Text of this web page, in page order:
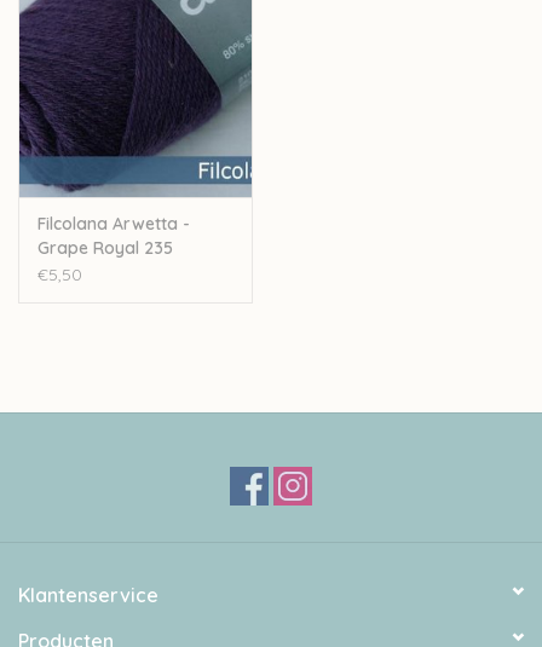
Filcolana Arwetta -
Grape Royal 235
€5,50
Klantenservice
Producten